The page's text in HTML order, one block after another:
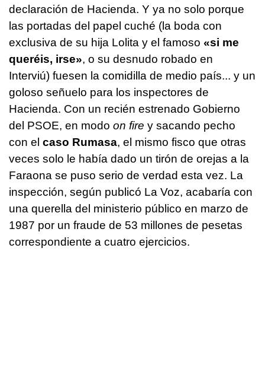
declaración de Hacienda. Y ya no solo porque
las portadas del papel cuché (la boda con
exclusiva de su hija Lolita y el famoso «si me
queréis, irse», o su desnudo robado en
Interviú) fuesen la comidilla de medio país... y un
goloso señuelo para los inspectores de
Hacienda. Con un recién estrenado Gobierno
del PSOE, en modo on fire y sacando pecho
con el caso Rumasa, el mismo fisco que otras
veces solo le había dado un tirón de orejas a la
Faraona se puso serio de verdad esta vez. La
inspección, según publicó La Voz, acabaría con
una querella del ministerio público en marzo de
1987 por un fraude de 53 millones de pesetas
correspondiente a cuatro ejercicios.